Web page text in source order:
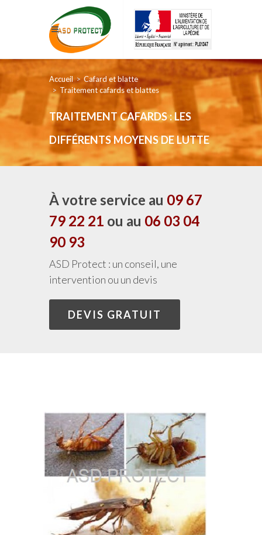
Accueil
Cafard et blatte
Traitement cafards et blattes
TRAITEMENT CAFARDS : LES
DIFFÉRENTS MOYENS DE LUTTE
À votre service au 09 67
79 22 21 ou au 06 03 04
90 93
ASD Protect : un conseil, une
intervention ou un devis
DEVIS GRATUIT